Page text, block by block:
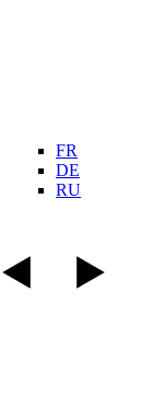
FR
DE
RU